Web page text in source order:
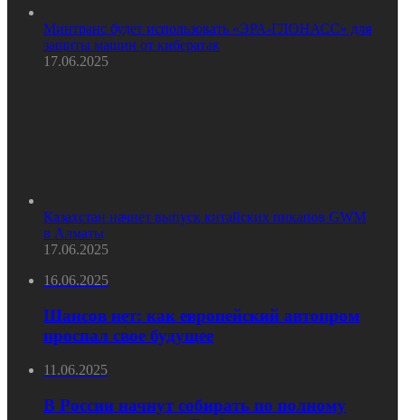
Минтранс будет использовать «ЭРА-ГЛОНАСС» для
защиты машин от кибератак
17.06.2025
Казахстан начнет выпуск китайских пикапов GWM
в Алматы
17.06.2025
16.06.2025
Шансов нет: как европейский автопром
проспал свое будущее
11.06.2025
В России начнут собирать по полному